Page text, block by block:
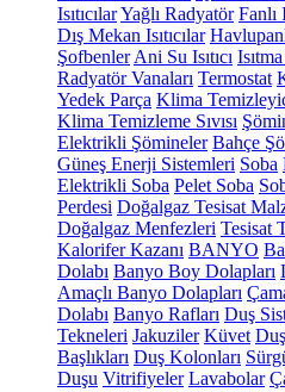
IsıtıcılarYağlı Radyatör Fanlı
Dış Mekan Isıtıcılar
Şofbenler Ani Su Isıtıcı
Radyatör Vanaları Termostat
Yedek Parça Klima
Klima Temizleme Sıvısı
Elektrikli Şömineler Bahçe
Güneş Enerji Sistemleri Soba
Elektrikli Soba Pelet Soba
Perdesi Doğalgaz Tesisat
Doğalgaz Menfezleri Tesisat
Kalorifer Kazanı BANYO
Dolabı Banyo Boy Dolapları
Amaçlı Banyo Dolapları
Dolabı Banyo Rafları Duş
Tekneleri Jakuziler Küvet
Başlıkları Duş Kolonları
Duşu Vitrifiyeler Lavabolar